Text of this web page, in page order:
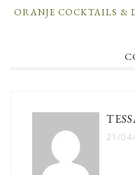
NEXT
ORANJE COCKTAILS &
21/